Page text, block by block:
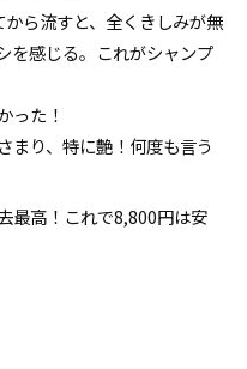
ら流すと、全くきしみが無
を感じる。これがシャンプ
った！
まり、特に艶！何度も言う
最高！これで8,800円は安